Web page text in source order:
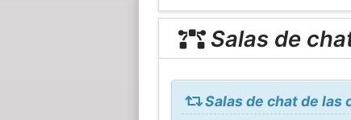
Salas de
Salas de chat de las